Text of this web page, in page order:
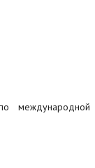
международной